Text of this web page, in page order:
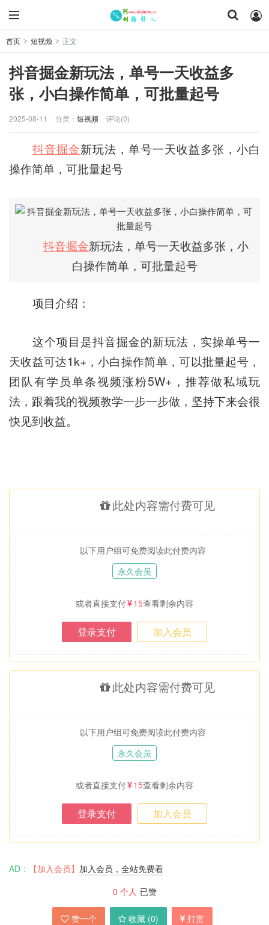
首页 > 短视频 > 正文
抖音掘金新玩法，单号一天收益多
张，小白操作简单，可批量起号
2025-08-11 分类： 短视频 评论(0)
抖音掘金新玩法，单号一天收益多张，小白
操作简单，可批量起号
抖音掘金新玩法，单号一天收益多张，小
白操作简单，可批量起号
项目介绍：
这个项目是抖音掘金的新玩法，实操单号一
天收益可达1k+，小白操作简单，可以批量起号，
团队有学员单条视频涨粉5W+，推荐做私域玩
法，跟着我的视频教学一步一步做，坚持下来会很
快见到收益。
此处内容需付费可见
以下用户组可免费阅读此付费内容
永久会员
或者直接支付 15查看剩余内容
登录支付 加入会员
此处内容需付费可见
以下用户组可免费阅读此付费内容
永久会员
或者直接支付 15查看剩余内容
登录支付 加入会员
AD： 【加入会员】 加入会员，全站免费看
0 个人 已赞
赞一个 收藏 (0) 打赏